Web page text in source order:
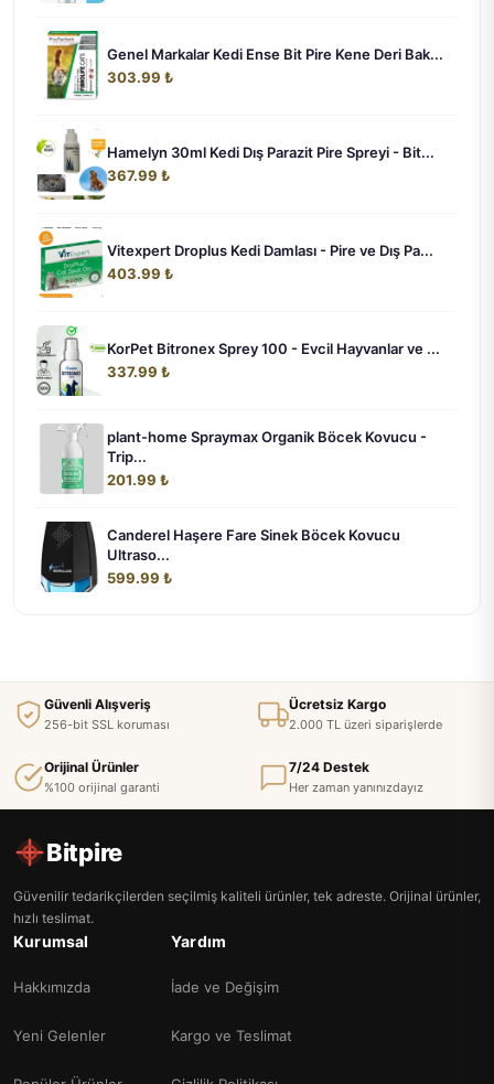
Genel Markalar Kedi Ense Bit Pire Kene Deri Bak...
303.99 ₺
Hamelyn 30ml Kedi Dış Parazit Pire Spreyi - Bit...
367.99 ₺
Vitexpert Droplus Kedi Damlası - Pire ve Dış Pa...
403.99 ₺
KorPet Bitronex Sprey 100 - Evcil Hayvanlar ve ...
337.99 ₺
plant-home Spraymax Organik Böcek Kovucu -
Trip...
201.99 ₺
Canderel Haşere Fare Sinek Böcek Kovucu
Ultraso...
599.99 ₺
Güvenli Alışveriş
256-bit SSL koruması
Ücretsiz Kargo
2.000 TL üzeri siparişlerde
Orijinal Ürünler
%100 orijinal garanti
7/24 Destek
Her zaman yanınızdayız
Bitpire
Güvenilir tedarikçilerden seçilmiş kaliteli ürünler, tek adreste. Orijinal ürünler,
hızlı teslimat.
Kurumsal
Hakkımızda
Yeni Gelenler
Yardım
İade ve Değişim
Kargo ve Teslimat